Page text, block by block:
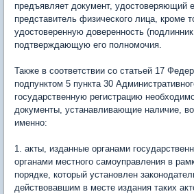
предъявляет документ, удостоверяющий
представитель физического лица, кроме
удостоверенную доверенность
подтверждающую его полномочия.
Также в соответствии со статьей 17
подпунктом 5 пункта 30
государственную регистрацию
документы, устанавливающие наличие,
именно:
1. акты, изданные органами
органами местного самоуправления в
порядке, который установлен
действовавшим в месте издания таких